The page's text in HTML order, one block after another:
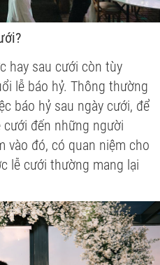
hay sau cưới còn tùy
lễ báo hỷ. Thông thường
báo hỷ sau ngày cưới, để
đến những người
vào đó, có quan niệm cho
lễ cưới thường mang lại